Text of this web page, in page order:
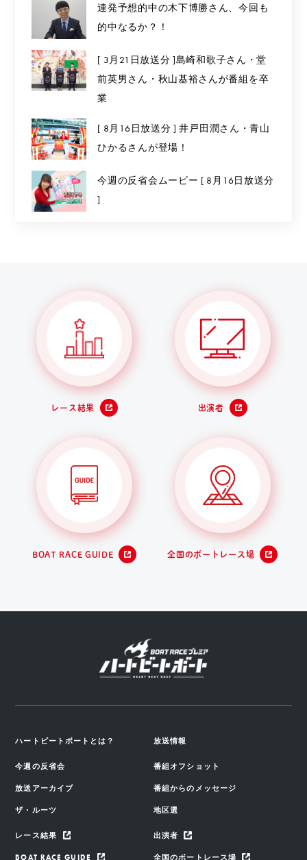
連発予想的中の木下博勝さん、今回も
的中なるか？！
[ 3月21日放送分 ]島崎和歌子さん・堂
前英男さん・秋山基裕さんが番組を卒
業
[ 8月16日放送分 ] 井戸田潤さん・青山
ひかるさんが登場！
今週の反省会ムービー [ 8月16日放送分
]
レース結果 出演者
BOAT RACE GUIDE 全国のボートレース場
ハートビートボートとは？ 放送情報
今週の反省会 番組オフショット
放送アーカイブ 番組からのメッセージ
ザ・ルーツ 地区選
レース結果 出演者
BOAT RACE GUIDE 全国のボートレース場